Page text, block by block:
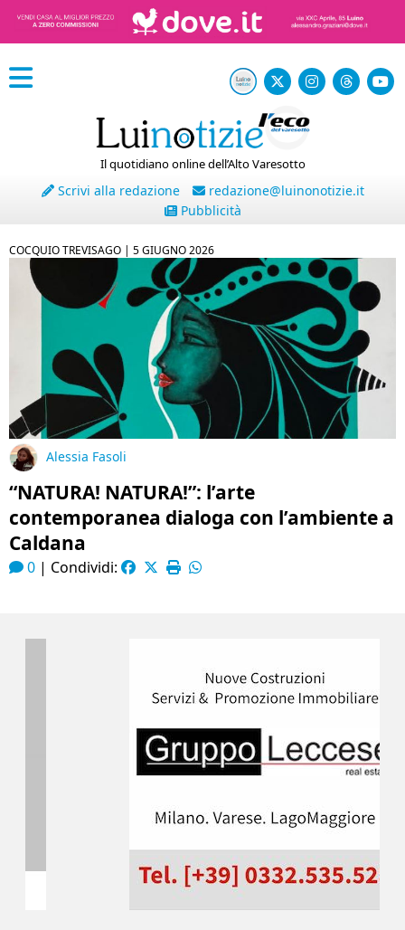
Il quotidiano online dell’Alto Varesotto
Scrivi alla redazione
redazione@luinonotizie.it
Pubblicità
COCQUIO TREVISAGO | 5 GIUGNO 2026
Alessia Fasoli
“NATURA! NATURA!”: l’arte
contemporanea dialoga con l’ambiente a
Caldana
0 | Condividi: